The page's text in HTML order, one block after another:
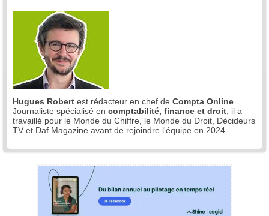
Hugues Robert est rédacteur en chef de Compta Online
Journaliste spécialisé en comptabilité, finance et droit , il a
travaillé pour le Monde du Chiffre, le Monde du Droit, Décideurs
TV et Daf Magazine avant de rejoindre l'équipe en 2024.